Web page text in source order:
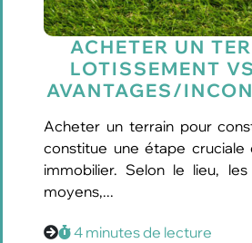
ACHETER UN
LOTISSEMENT
AVANTAGES/
Acheter un terrain pour
constitue une étape
immobilier. Selon le lieu,
moyens,...
4 minutes de lecture